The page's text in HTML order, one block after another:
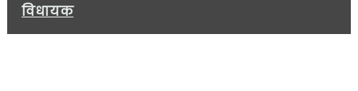
विधायक